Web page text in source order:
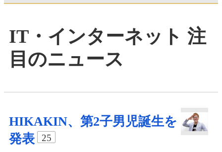
IT・インターネット 注
目のニュース
HIKAKIN、第2子男児誕生を
発表
25